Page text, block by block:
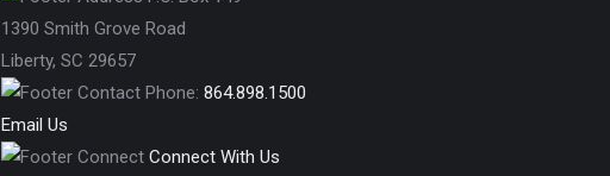
1390 Smith Grove Road
Liberty, SC 29657
Phone: 864.898.1500
Email Us
Connect With Us